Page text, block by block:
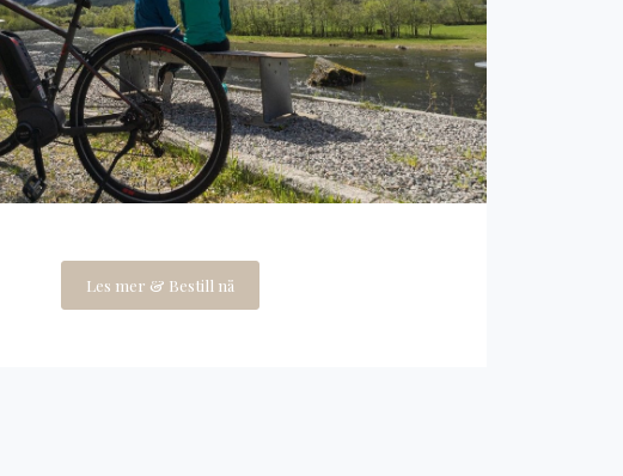
Les mer & Bestill nå